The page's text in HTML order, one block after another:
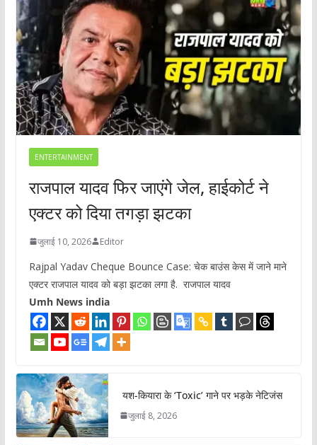
ENTERTAINMENT
राजपाल यादव फिर जाएंगे जेल, हाईकोर्ट ने
एक्टर को दिया तगड़ा झटका
जुलाई 10, 2026 Editor
Rajpal Yadav Cheque Bounce Case: चेक बाउंस केस में जाने माने
एक्टर राजपाल यादव को बड़ा झटका लगा है. राजपाल यादव
Umh News india
यश-कियारा के ‘Toxic’ गाने पर भड़के नेटिजंस
जुलाई 8, 2026